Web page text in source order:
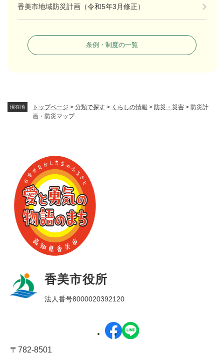
現在地 トップページ > 分類で探す > くらしの情報 > 防災・災害 > 防災計
画・防災マップ
香美市地域防災計画（令和5年3月修正）
条例・制度の一覧
香美市役所
法人番号8000020392120
〒782-8501